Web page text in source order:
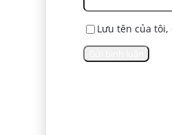
Lưu tên của